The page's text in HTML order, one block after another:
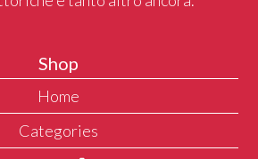
Shop
Home
Categories